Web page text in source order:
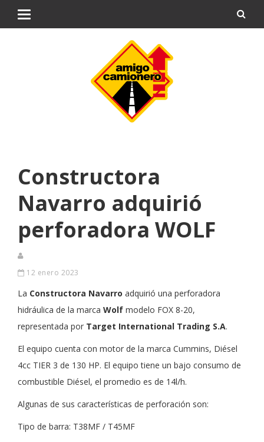
Constructora
Navarro adquirió
perforadora WOLF
12 enero 2023
La Constructora Navarro adquirió una perforadora
hidráulica de la marca Wolf modelo FOX 8-20,
representada por Target International Trading S.A.
El equipo cuenta con motor de la marca Cummins, Diésel
4cc TIER 3 de 130 HP. El equipo tiene un bajo consumo de
combustible Diésel, el promedio es de 14l/h.
Algunas de sus características de perforación son:
Tipo de barra: T38MF / T45MF